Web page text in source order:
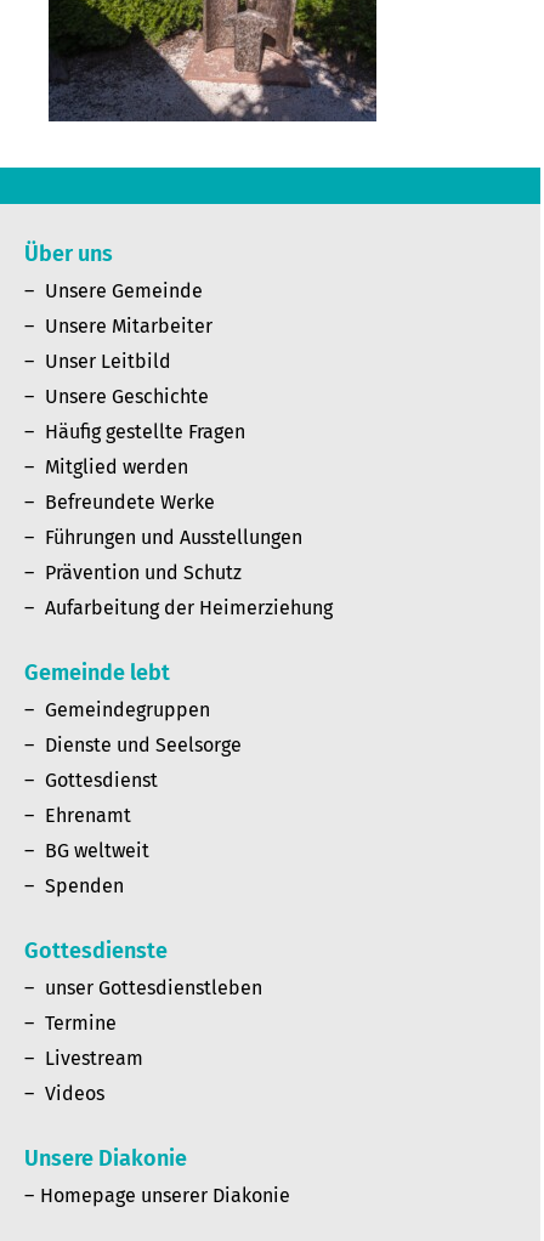
Über uns
Unsere Gemeinde
Unsere Mitarbeiter
Unser Leitbild
Unsere Geschichte
Häufig gestellte Fragen
Mitglied werden
Befreundete Werke
Führungen und Ausstellungen
Prävention und Schutz
Aufarbeitung der Heimerziehung
Gemeinde lebt
Gemeindegruppen
Dienste und Seelsorge
Gottesdienst
Ehrenamt
BG weltweit
Spenden
Gottesdienste
unser Gottesdienstleben
Termine
Livestream
Videos
Unsere Diakonie
Homepage unserer Diakonie